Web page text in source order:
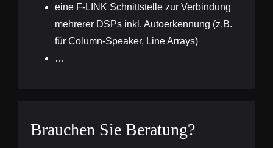
eine F-LINK Schnittstelle zur Verbindung
mehrerer DSPs inkl. Autoerkennung (z.B.
für Column-Speaker, Line Arrays)
…
Brauchen Sie Beratung?